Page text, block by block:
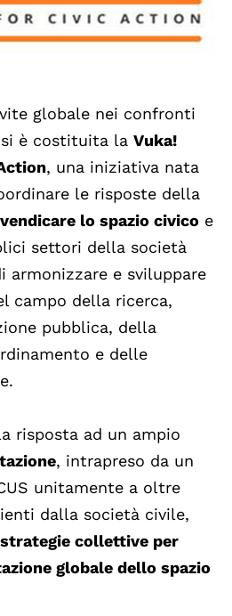
globale nei confronti
è costituita la Vuka!
, una iniziativa nata
le risposte della
lo spazio civico e
settori della società
armonizzare e sviluppare
campo della ricerca,
pubblica, della
e delle
risposta ad un ampio
, intrapreso da un
unitamente a oltre
dalla società civile,
collettive per
globale dello spazio